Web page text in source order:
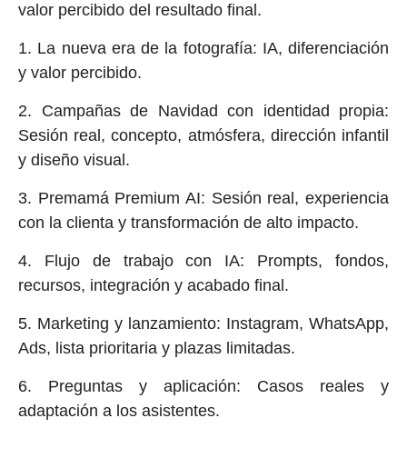
valor percibido del resultado final.
1. La nueva era de la fotografía: IA, diferenciación
y valor percibido.
2. Campañas de Navidad con identidad propia:
Sesión real, concepto, atmósfera, dirección infantil
y diseño visual.
3. Premamá Premium AI: Sesión real, experiencia
con la clienta y transformación de alto impacto.
4. Flujo de trabajo con IA: Prompts, fondos,
recursos, integración y acabado final.
5. Marketing y lanzamiento: Instagram, WhatsApp,
Ads, lista prioritaria y plazas limitadas.
6. Preguntas y aplicación: Casos reales y
adaptación a los asistentes.